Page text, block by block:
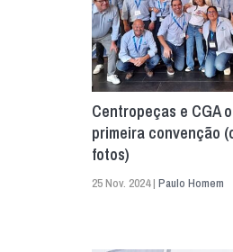
Centropeças e CGA
primeira convenção
fotos)
25 Nov. 2024 | Paulo Homem